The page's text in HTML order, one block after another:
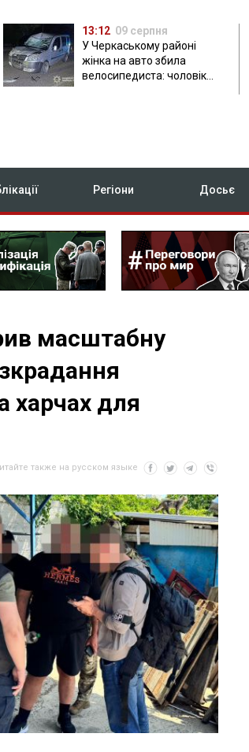
13:12 09 серпня
У Черкаському районі
жінка на авто збила
велосипедиста: чоловік
Регіони Досьє
масштабну
харчах для
также на русском языке